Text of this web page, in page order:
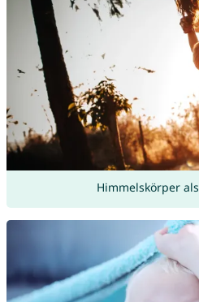
Himmelskörper